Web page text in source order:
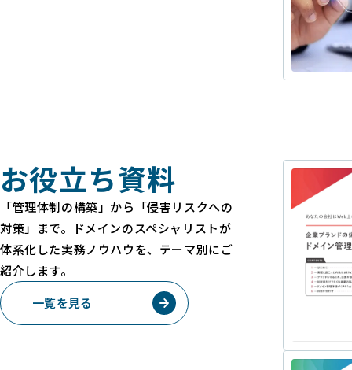
お役立ち資料
「管理体制の構築」から「侵害リスクへの
対策」まで。ドメインのスペシャリストが
体系化した実務ノウハウを、テーマ別にご
紹介します。
一覧を見る